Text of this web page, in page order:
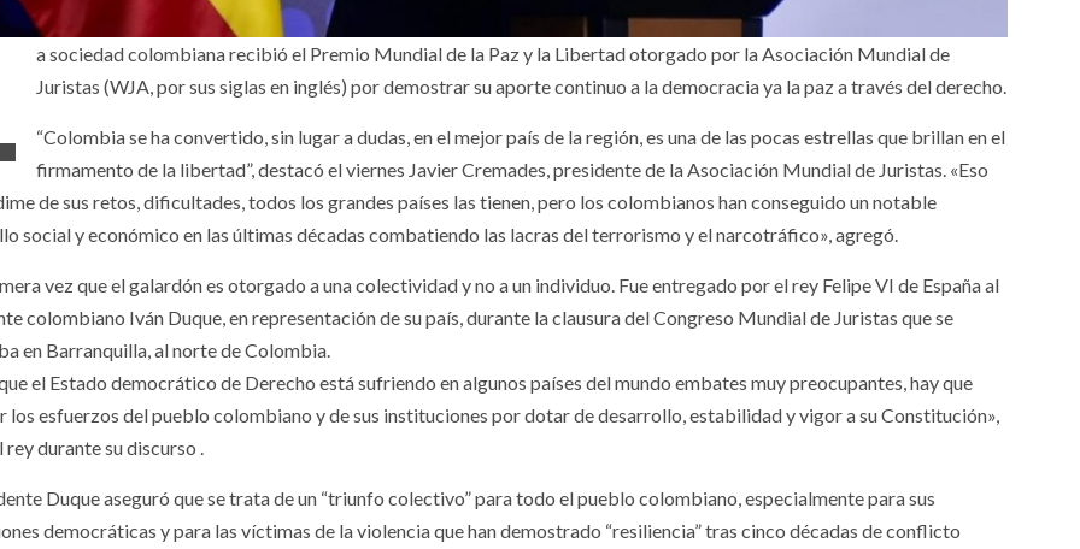
a sociedad colombiana recibió el Premio Mundial de la Paz y la Libertad otorgado por la Asociación Mundial de
Juristas (WJA, por sus siglas en inglés) por demostrar su aporte continuo a la democracia ya la paz a través del derecho.
“Colombia se ha convertido, sin lugar a dudas, en el mejor país de la región, es una de las pocas estrellas que brillan en el
firmamento de la libertad”, destacó el viernes Javier Cremades, presidente de la Asociación Mundial de Juristas. «Eso
de sus retos, dificultades, todos los grandes países las tienen, pero los colombianos han conseguido un notable
social y económico en las últimas décadas combatiendo las lacras del terrorismo y el narcotráfico», agregó.
vez que el galardón es otorgado a una colectividad y no a un individuo. Fue entregado por el rey Felipe VI de España al
colombiano Iván Duque, en representación de su país, durante la clausura del Congreso Mundial de Juristas que se
en Barranquilla, al norte de Colombia.
el Estado democrático de Derecho está sufriendo en algunos países del mundo embates muy preocupantes, hay que
los esfuerzos del pueblo colombiano y de sus instituciones por dotar de desarrollo, estabilidad y vigor a su Constitución»,
durante su discurso .
Duque aseguró que se trata de un “triunfo colectivo” para todo el pueblo colombiano, especialmente para sus
democráticas y para las víctimas de la violencia que han demostrado “resiliencia” tras cinco décadas de conflicto